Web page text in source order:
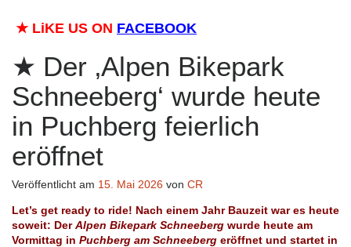
★ LiKE US ON FACEBOOK
Der ‚Alpen Bikepark
Schneeberg‘ wurde heute
in Puchberg feierlich
eröffnet
Veröffentlicht am 15. Mai 2026 von CR
Let’s get ready to ride! Nach einem Jahr Bauzeit war es heute
soweit: DerAlpen Bikepark Schneeberg wurde heute am
Vormittag in Puchberg am Schneeberg eröffnet und startet in